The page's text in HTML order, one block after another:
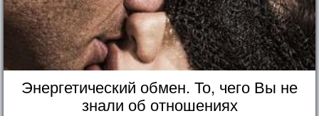
Энергетический обмен. То, чего Вы не
знали об отношениях